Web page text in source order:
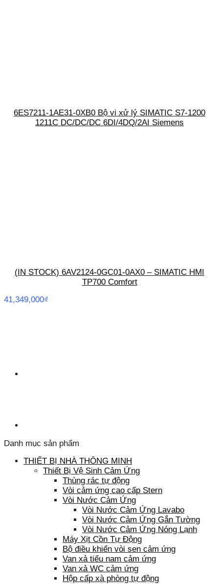
6ES7211-1AE31-0XB0 Bộ vi xử lý SIMATIC S7-1200
1211C DC/DC/DC 6DI/4DQ/2AI Siemens
(IN STOCK) 6AV2124-0GC01-0AX0 – SIMATIC HMI
TP700 Comfort
41,349,000₫
Danh mục sản phẩm
THIẾT BỊ NHÀ THÔNG MINH
Thiết Bị Vệ Sinh Cảm Ứng
Thùng rác tự động
Vòi cảm ứng cao cấp Stern
Vòi Nước Cảm Ứng
Vòi Nước Cảm Ứng Lavabo
Vòi Nước Cảm Ứng Gắn Tường
Vòi Nước Cảm Ứng Nóng Lạnh
Máy Xịt Cồn Tự Động
Bộ điều khiển vòi sen cảm ứng
Van xả tiểu nam cảm ứng
Van xả WC cảm ứng
Hộp cấp xà phòng tự động